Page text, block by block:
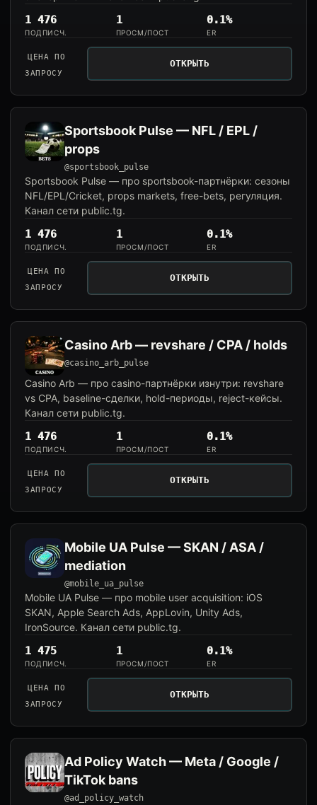
1 476
ПОДПИСЧ.
1
ПРОСМ/ПОСТ
0.1%
ER
ЦЕНА ПО
ЗАПРОСУ
ОТКРЫТЬ
Sportsbook Pulse — NFL / EPL /
props
@sportsbook_pulse
Sportsbook Pulse — про sportsbook-партнёрки: сезоны
NFL/EPL/Cricket, props markets, free-bets, регуляция.
Канал сети public.tg.
1 476
ПОДПИСЧ.
1
ПРОСМ/ПОСТ
0.1%
ER
ЦЕНА ПО
ЗАПРОСУ
ОТКРЫТЬ
Casino Arb — revshare / CPA / holds
@casino_arb_pulse
Casino Arb — про casino-партнёрки изнутри: revshare
vs CPA, baseline-сделки, hold-периоды, reject-кейсы.
Канал сети public.tg.
1 476
ПОДПИСЧ.
1
ПРОСМ/ПОСТ
0.1%
ER
ЦЕНА ПО
ЗАПРОСУ
ОТКРЫТЬ
Mobile UA Pulse — SKAN / ASA /
mediation
@mobile_ua_pulse
Mobile UA Pulse — про mobile user acquisition: iOS
SKAN, Apple Search Ads, AppLovin, Unity Ads,
IronSource. Канал сети public.tg.
1 475
ПОДПИСЧ.
1
ПРОСМ/ПОСТ
0.1%
ER
ЦЕНА ПО
ЗАПРОСУ
ОТКРЫТЬ
Ad Policy Watch — Meta / Google /
TikTok bans
@ad_policy_watch